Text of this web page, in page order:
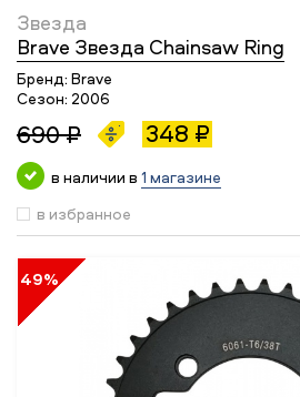
Звезда
Brave Звезда Chainsaw Ring
Бренд: Brave
Сезон: 2006
690 ₽ 348 ₽
в наличии в 1 магазине
в избранное
49%